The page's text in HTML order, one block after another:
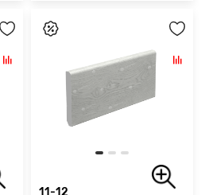
11-12